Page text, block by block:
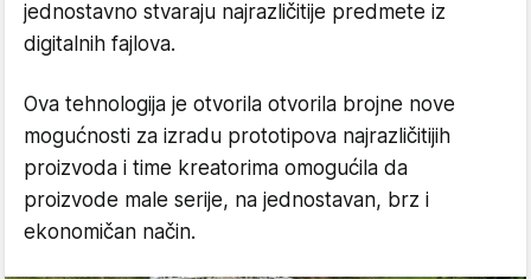
jednostavno stvaraju najrazličitije predmete iz
digitalnih fajlova.
Ova tehnologija je otvorila otvorila brojne nove
mogućnosti za izradu prototipova najrazličitijih
proizvoda i time kreatorima omogućila da
proizvode male serije, na jednostavan, brz i
ekonomičan način.